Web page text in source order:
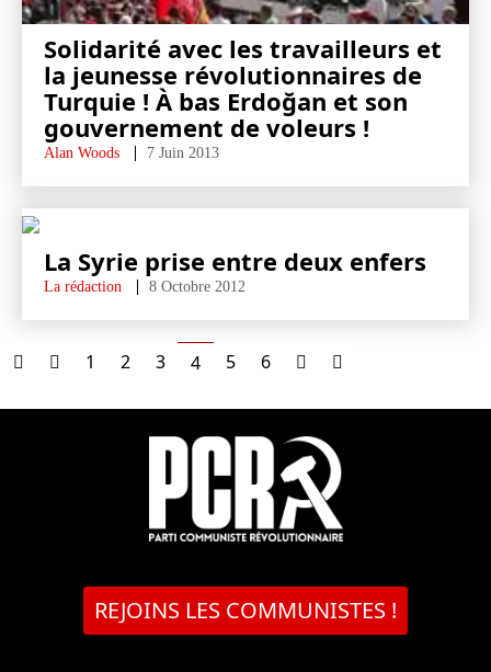
Solidarité avec les travailleurs et
la jeunesse révolutionnaires de
Turquie ! À bas Erdoğan et son
gouvernement de voleurs !
Alan Woods 7 Juin 2013
La Syrie prise entre deux enfers
La rédaction 8 Octobre 2012
1 2 3 4 5 6
REJOINS LES COMMUNISTES !